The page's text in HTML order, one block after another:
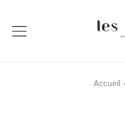
Accueil